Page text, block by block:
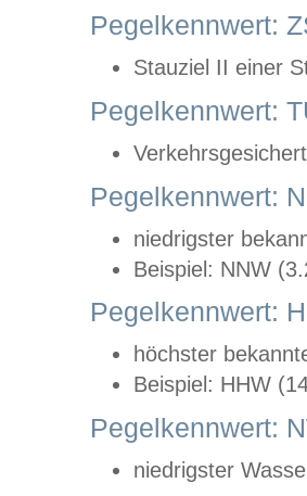
Pegelkennwert:
Stauziel II einer
Pegelkennwert:
Pegelkennwert:
niedrigster
Beispiel: NNW
Pegelkennwert:
höchster
Beispiel: HHW
Pegelkennwert:
niedrigster